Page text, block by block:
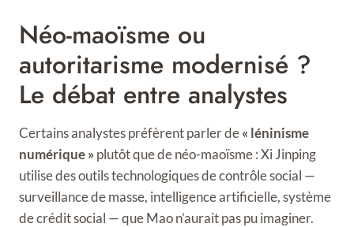
Néo-maoïsme ou
autoritarisme modernisé ?
Le débat entre analystes
Certains analystes préfèrent parler de« léninisme
numérique » plutôt que de néo-maoïsme : Xi Jinping
utilise des outils technologiques de contrôle social —
surveillance de masse, intelligence artificielle, système
de crédit social — que Mao n’aurait pas pu imaginer.